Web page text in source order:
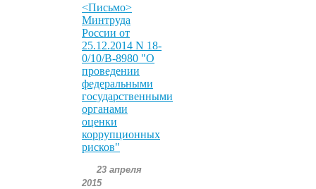
<Письмо>
Минтруда
России от
25.12.2014 N 18-
0/10/В-8980 "О
проведении
федеральными
государственными
органами
оценки
коррупционных
рисков"
23 апреля
2015